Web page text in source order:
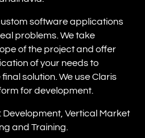
software applications
problems. We take
of the project and offer
of your needs to
solution. We use Claris
for development.
Vertical Market
and Training.